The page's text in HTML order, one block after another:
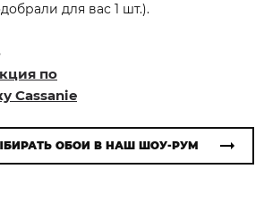
для вас 1 шт.).
по
Cassanie
ОБОИ В НАШ ШОУ-РУМ